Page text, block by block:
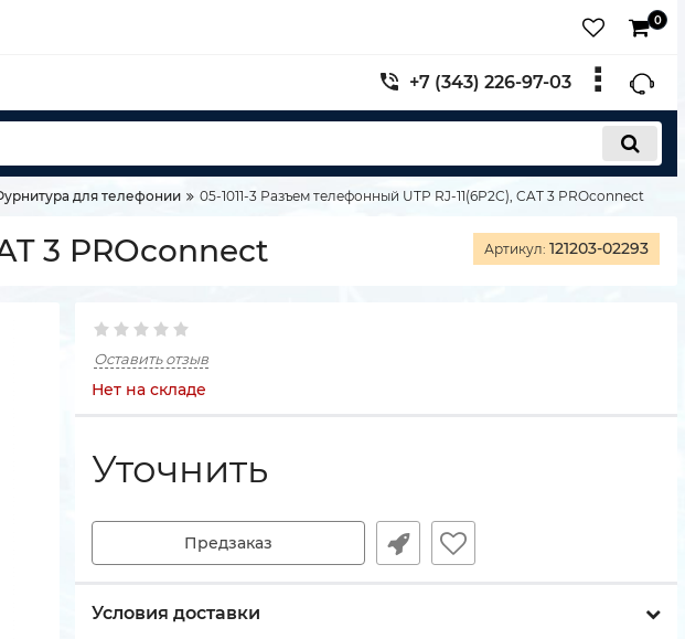
0
+7 (343) 226-97-03
для телефонии 05-1011-3 Разъем телефонный UTP RJ-11(6P2C), CAT 3 PROconnect
3 PROconnect Артикул: 121203-02293
Оставить отзыв
Нет на складе
Уточнить
Предзаказ
Условия доставки